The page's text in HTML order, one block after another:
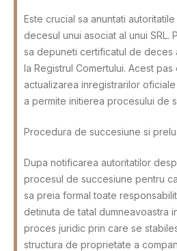
Este crucial sa anuntati
decesul unui asociat al unui SRL.
sa depuneti certificatul de deces
la Registrul Comertului. Acest
actualizarea inregistrarilor
a permite initierea procesului de
Procedura de succesiune si
Dupa notificarea autoritatilor
procesul de succesiune pentru
sa preia formal toate
detinuta de tatal dumneavoastra
proces juridic prin care se
structura de proprietate a